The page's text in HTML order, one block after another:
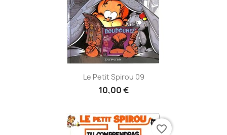
Le Petit Spirou 09
10,00 €
favorite_border